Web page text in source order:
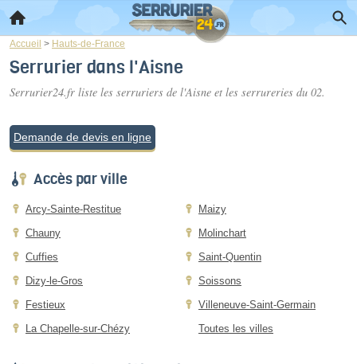
Accueil > Hauts-de-France
Serrurier dans l'Aisne
Serrurier24.fr liste les serruriers de l'Aisne et les serrureries du 02.
Demande de devis en ligne
Accès par ville
Arcy-Sainte-Restitue
Chauny
Cuffies
Dizy-le-Gros
Festieux
La Chapelle-sur-Chézy
Maizy
Molinchart
Saint-Quentin
Soissons
Villeneuve-Saint-Germain
Toutes les villes